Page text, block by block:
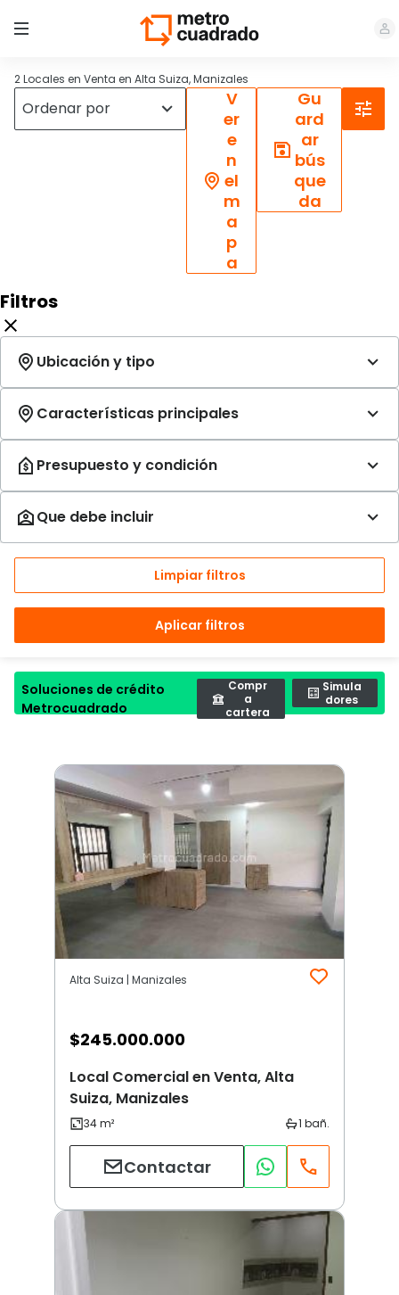
2 Locales en Venta en Alta Suiza, Manizales
V
er
e
n
el
m
a
p
a
Gu
ard
ar
bús
que
da
Filtros
Limpiar filtros
Aplicar filtros
Soluciones de crédito
Metrocuadrado
Compr
a
cartera
Simula
dores
Alta Suiza | Manizales
$245.000.000
Local Comercial en Venta, Alta
Suiza, Manizales
Contactar